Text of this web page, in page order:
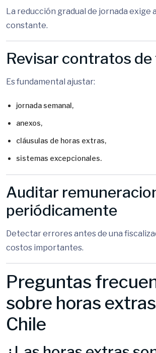
La reducción gradual de jornada exige
constante.
Revisar contratos
Es fundamental ajustar:
jornada semanal,
anexos,
cláusulas de horas extras,
sistemas excepcionales.
Auditar
periódicamente
Detectar errores antes de una
costos importantes.
Preguntas
sobre horas
Chile